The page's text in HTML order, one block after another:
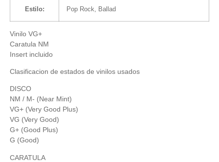
Estilo: Pop Rock Ballad
Vinilo VG+
Caratula NM
Insert incluido
Clasificacion de estados de vinilos usados
DISCO
NM / M- (Near Mint)
VG+ (Very Good Plus)
VG (Very Good)
G+ (Good Plus)
G (Good)
CARATULA